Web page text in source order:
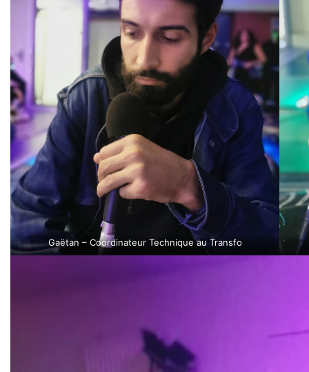
Gaëtan – Coordinateur Technique au Transfo